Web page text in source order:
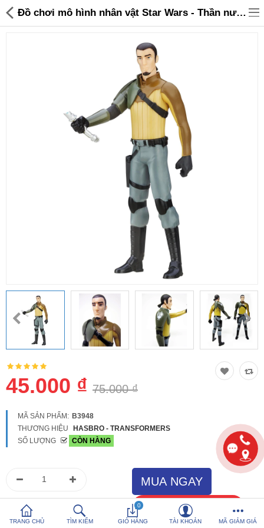
So sánh Yêu thích (0)
Hotline: 0816 505 655
Tải App SanHangRe nhận Quà
TRANG CHỦ TÌM KIẾM
0
GIỎ HÀNG TÀI KHOẢN MÃ GIẢM GIÁ
Đồ chơi mô hình nhân vật Star Wars - Thần nước Kanan Jarrus - 45,000 | Sanhangre
45.000 ₫ 75.000 ₫
MÃ SẢN PHẨM: B3948
THƯƠNG HIỆU
HASBRO - TRANSFORMERS
SỐ LƯỢNG
CÒN HÀNG